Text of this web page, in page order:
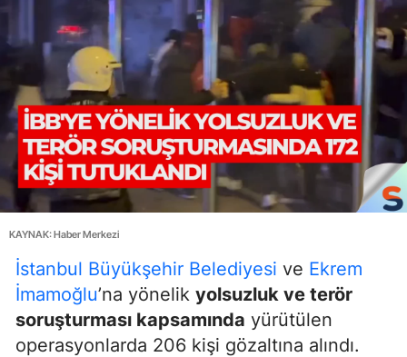
KAYNAK: Haber Merkezi
İstanbul Büyükşehir Belediyesi ve Ekrem
İmamoğlu’na yönelik yolsuzluk ve terör
soruşturması kapsamında yürütülen
operasyonlarda 206 kişi gözaltına alındı.